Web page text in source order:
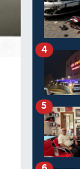
4
5